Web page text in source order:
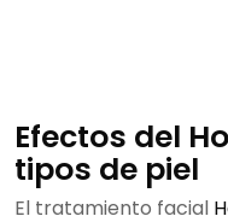
Efectos del
tipos de piel
El tratamiento facial